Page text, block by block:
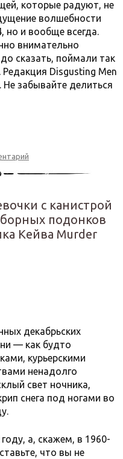
которые радуют, не
волшебности
но и вообще всегда.
внимательно
сказать, поймали так
Disgusting Men
забывайте делиться
с канистрой
подонков
Кейва Murder
декабрьских
— как будто
курьерскими
ненадолго
свет ночника,
снега под ногами во
а, скажем, в 1960-
что вы не